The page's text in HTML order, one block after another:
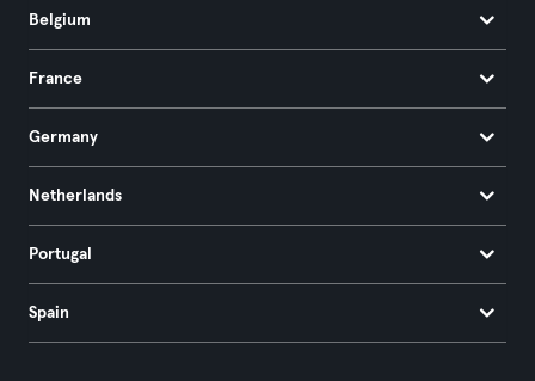
Belgium
France
Germany
Netherlands
Portugal
Spain